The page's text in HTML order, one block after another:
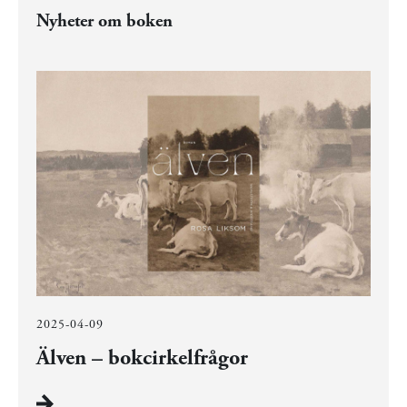
Nyheter om boken
2025-04-09
Älven – bokcirkelfrågor